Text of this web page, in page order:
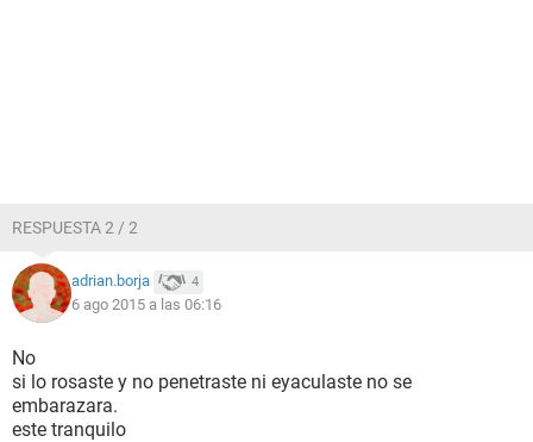
RESPUESTA 2 / 2
adrian.borja 4
6 ago 2015 a las 06:16
No
si lo rosaste y no penetraste ni eyaculaste no se
embarazara.
este tranquilo